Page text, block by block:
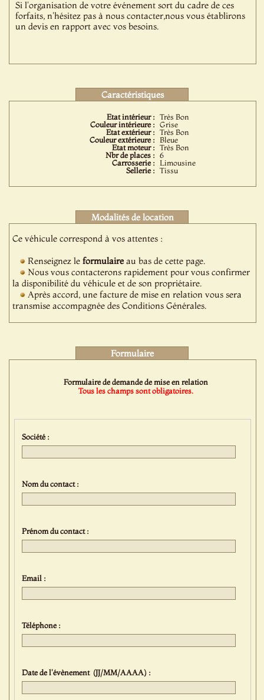
Si l'organisation de votre événement sort du cadre de ces
forfaits, n'hésitez pas à nous contacter,nous vous établirons
un devis en rapport avec vos besoins.
Caractéristiques
Etat intérieur : Très Bon
Couleur intérieure : Grise
Etat extérieur : Très Bon
Couleur extérieure : Bleue
Etat moteur : Très Bon
Nbr de places : 6
Carrosserie : Limousine
Sellerie : Tissu
Modalités de location
Ce véhicule correspond à vos attentes :
Renseignez leformulaireau bas de cette page.
Nous vous contacterons rapidement pour vous confirmer
la disponibilité du véhicule et de son propriétaire.
Après accord, une facture de mise en relation vous sera
transmise accompagnée des Conditions Générales.
Formulaire
Formulaire de demande de mise en relation
Tous les champs sont obligatoires.
Société :
Nom du contact :
Prénom du contact :
Email :
Téléphone :
Date de l'évènement (JJ/MM/AAAA) :